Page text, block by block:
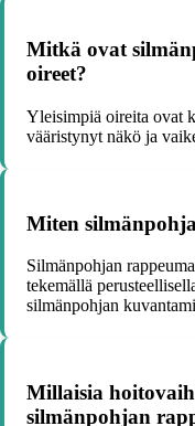
Mitkä ovat
oireet?
Yleisimpiä oireita ovat
vääristynyt näkö ja
Miten
Silmänpohjan
tekemällä
silmänpohjan
Millaisia
silmänpohjan